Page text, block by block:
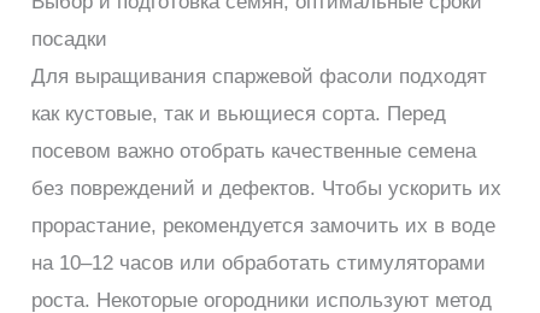
посадки
Для выращивания спаржевой фасоли подходят
как кустовые, так и вьющиеся сорта. Перед
посевом важно отобрать качественные семена
без повреждений и дефектов. Чтобы ускорить их
прорастание, рекомендуется замочить их в воде
на 10–12 часов или обработать стимуляторами
роста. Некоторые огородники используют метод